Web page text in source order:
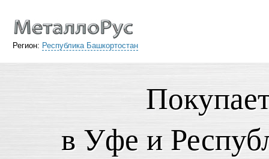
Регион: Республика Башкортостан
в Уфе и